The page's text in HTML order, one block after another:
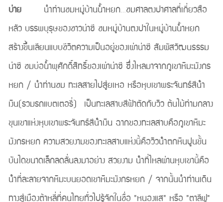
บ่าย นำท่านชมหมู่บ้านน้ำหยก…ชมศาลตงปาศาลที่เกี่ยวสือ
หลัว บรรพบุรุษของชาวน่าซี ชมหมู่บ้านตงปาในหมู่บ้านน้ำหยก
สร้างขึ้นเลียนแบบชีวิตความเป็นอยู่ของเผ่าน่าซี สัมผัสวัฒนธรรม
น่าซี ชมบ่อน้ำพุศักดิ์สิทธิ์ของเผ่าน่าซี ซึ่งไหลมาจากภูเขาหิมะมังกร
หยก / นําท่านชม ทะเลสายไปสู่ยเหอ หรือหุบเขาพระจันทร์สีน้ํา
เงิน(รวมรถแบตเตอรี่) เป็นทะเลสาบสีฟ้าตัดกับวิว ต้นไม้ท่ามกลาง
ขุนเขาแห่งหุบเขาพระจันทร์สีน้ําเงิน ฉากของทะเลสาบคือภูเขาหิมะ
มังกรหยก ความสวยงามของทะเลสาบแห่งนี้คือวิวน้ําตกหินปูนขั้น
บันไดขนาดเล็กลดลั่นลงมาอย่าง สวยงาม น้ําที่ไหลผ่านหุบเขานี้คือ
น้ําที่ละลายจากหิมะบนยอดเขาหิมะมังกรหยก / จากนั้นนำท่านเดิน
ทางสู่เมืองต้าหลี่ที่คนไทยทั่วไปรู้จักในชื่อ "หนองแส" หรือ "ตาลีฟู"